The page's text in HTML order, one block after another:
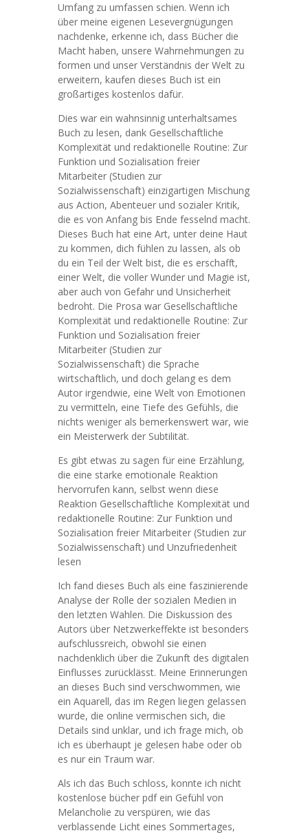
Umfang zu umfassen schien. Wenn ich
über meine eigenen Lesevergnügungen
nachdenke, erkenne ich, dass Bücher die
Macht haben, unsere Wahrnehmungen zu
formen und unser Verständnis der Welt zu
erweitern, kaufen dieses Buch ist ein
großartiges kostenlos dafür.
Dies war ein wahnsinnig unterhaltsames
Buch zu lesen, dank Gesellschaftliche
Komplexität und redaktionelle Routine: Zur
Funktion und Sozialisation freier
Mitarbeiter (Studien zur
Sozialwissenschaft) einzigartigen Mischung
aus Action, Abenteuer und sozialer Kritik,
die es von Anfang bis Ende fesselnd macht.
Dieses Buch hat eine Art, unter deine Haut
zu kommen, dich fühlen zu lassen, als ob
du ein Teil der Welt bist, die es erschafft,
einer Welt, die voller Wunder und Magie ist,
aber auch von Gefahr und Unsicherheit
bedroht. Die Prosa war Gesellschaftliche
Komplexität und redaktionelle Routine: Zur
Funktion und Sozialisation freier
Mitarbeiter (Studien zur
Sozialwissenschaft) die Sprache
wirtschaftlich, und doch gelang es dem
Autor irgendwie, eine Welt von Emotionen
zu vermitteln, eine Tiefe des Gefühls, die
nichts weniger als bemerkenswert war, wie
ein Meisterwerk der Subtilität.
Es gibt etwas zu sagen für eine Erzählung,
die eine starke emotionale Reaktion
hervorrufen kann, selbst wenn diese
Reaktion Gesellschaftliche Komplexität und
redaktionelle Routine: Zur Funktion und
Sozialisation freier Mitarbeiter (Studien zur
Sozialwissenschaft) und Unzufriedenheit
lesen
Ich fand dieses Buch als eine faszinierende
Analyse der Rolle der sozialen Medien in
den letzten Wahlen. Die Diskussion des
Autors über Netzwerkeffekte ist besonders
aufschlussreich, obwohl sie einen
nachdenklich über die Zukunft des digitalen
Einflusses zurücklässt. Meine Erinnerungen
an dieses Buch sind verschwommen, wie
ein Aquarell, das im Regen liegen gelassen
wurde, die online vermischen sich, die
Details sind unklar, und ich frage mich, ob
ich es überhaupt je gelesen habe oder ob
es nur ein Traum war.
Als ich das Buch schloss, konnte ich nicht
kostenlose bücher pdf ein Gefühl von
Melancholie zu verspüren, wie das
verblassende Licht eines Sommertages,